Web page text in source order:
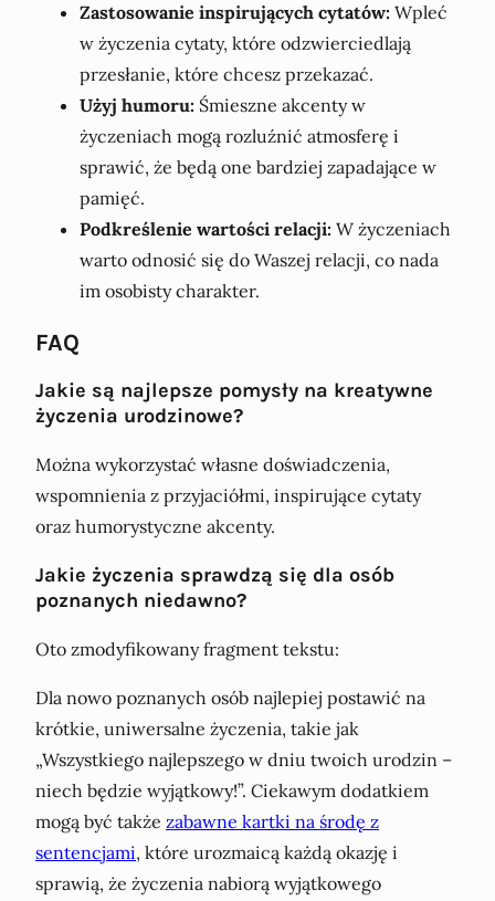
Zastosowanie inspirujących cytatów: Wpleć
w życzenia cytaty, które odzwierciedlają
przesłanie, które chcesz przekazać.
Użyj humoru: Śmieszne akcenty w
życzeniach mogą rozluźnić atmosferę i
sprawić, że będą one bardziej zapadające w
pamięć.
Podkreślenie wartości relacji: W życzeniach
warto odnosić się do Waszej relacji, co nada
im osobisty charakter.
FAQ
Jakie są najlepsze pomysły na kreatywne
życzenia urodzinowe?
Można wykorzystać własne doświadczenia,
wspomnienia z przyjaciółmi, inspirujące cytaty
oraz humorystyczne akcenty.
Jakie życzenia sprawdzą się dla osób
poznanych niedawno?
Oto zmodyfikowany fragment tekstu:
Dla nowo poznanych osób najlepiej postawić na
krótkie, uniwersalne życzenia, takie jak
„Wszystkiego najlepszego w dniu twoich urodzin –
niech będzie wyjątkowy!”. Ciekawym dodatkiem
mogą być także zabawne kartki na środę z
sentencjami, które urozmaicą każdą okazję i
sprawią, że życzenia nabiorą wyjątkowego